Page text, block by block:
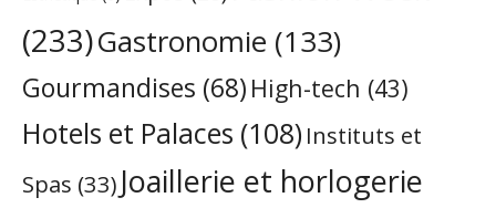
(233)Gastronomie (133)
Gourmandises (68) High-tech (43)
Hotels et Palaces (108) Instituts et
Spas (33) Joaillerie et horlogerie